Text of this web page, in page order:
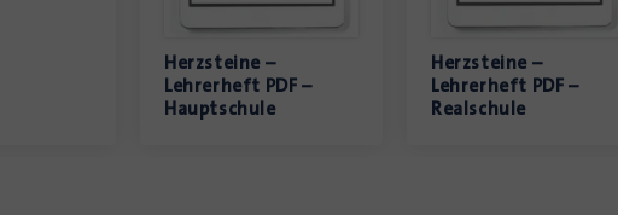
Herzsteine –
Lehrerheft PDF –
Hauptschule
Herzsteine –
Lehrerheft PDF –
Realschule